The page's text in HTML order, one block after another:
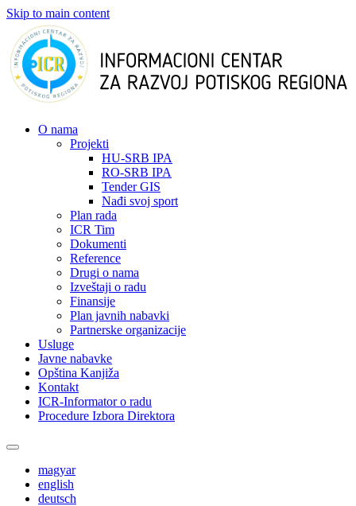
Skip to main content
О nama
Projekti
HU-SRB IPA
RO-SRB IPA
Tender GIS
Nađi svoj sport
Plan rada
ICR Tim
Dokumenti
Reference
Drugi o nama
Izveštaji o radu
Finansije
Plan javnih nabavki
Partnerske organizacije
Usluge
Javne nabavke
Opština Kanjiža
Kontakt
ICR-Informator o radu
Procedure Izbora Direktora
magyar
english
deutsch